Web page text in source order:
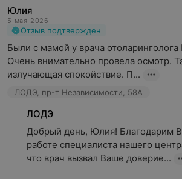
Юлия
5 мая 2026
Отзыв подтвержден
Были с мамой у врача
Очень внимательно провела осмотр.
излучающая спокойствие. П...
ЛОДЭ, пр-т Независимости, 58А
ЛОДЭ
Добрый день, Юлия! Благодарим
работе специалиста нашего
что врач вызвал Ваше доверие...